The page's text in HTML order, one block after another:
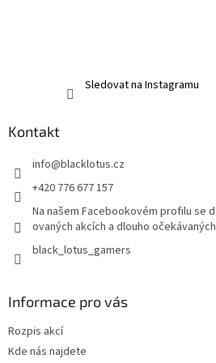
Sledovat na Instagramu
Kontakt
info@blacklotus.cz
+420 776 677 157
Na našem Facebookovém profilu se
ovaných akcích a dlouho
black_lotus_gamers
Informace pro vás
Rozpis akcí
Kde nás najdete